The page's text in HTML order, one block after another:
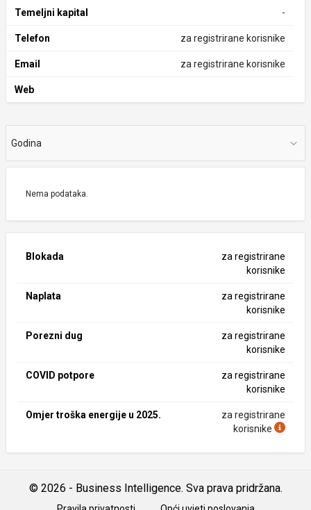
Temeljni kapital -
Telefon za registrirane korisnike
Email za registrirane korisnike
Web
Godina
Nema podataka.
Blokada
za registrirane
korisnike
Naplata
za registrirane
korisnike
Porezni dug
za registrirane
korisnike
COVID potpore
za registrirane
korisnike
Omjer troška energije u 2025.
za registrirane
korisnike
© 2026 - Business Intelligence. Sva prava pridržana.